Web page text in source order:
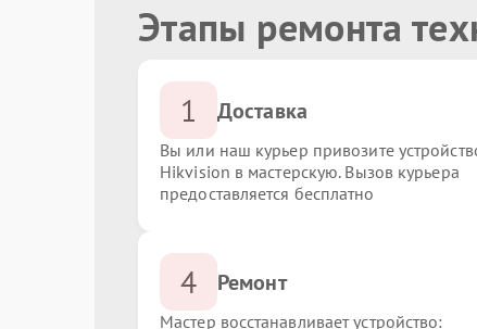
Этапы ремонта
1 Доставка
Вы или наш курьер привозите
Hikvision в мастерскую. Вызов курьера
предоставляется бесплатно
4 Ремонт
Мастер восстанавливает устройство: